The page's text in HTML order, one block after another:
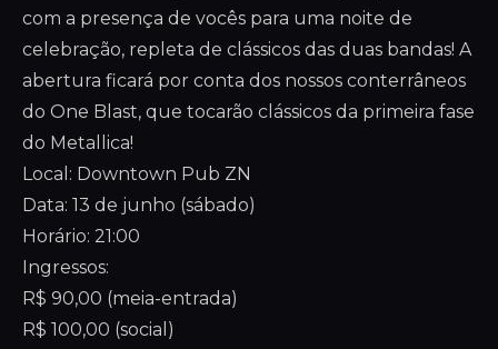
com a presença de vocês para uma noite de
celebração, repleta de clássicos das duas bandas! A
abertura ficará por conta dos nossos conterrâneos
do One Blast, que tocarão clássicos da primeira fase
do Metallica!
Local: Downtown Pub ZN
Data: 13 de junho (sábado)
Horário: 21:00
Ingressos:
R$ 90,00 (meia-entrada)
R$ 100,00 (social)